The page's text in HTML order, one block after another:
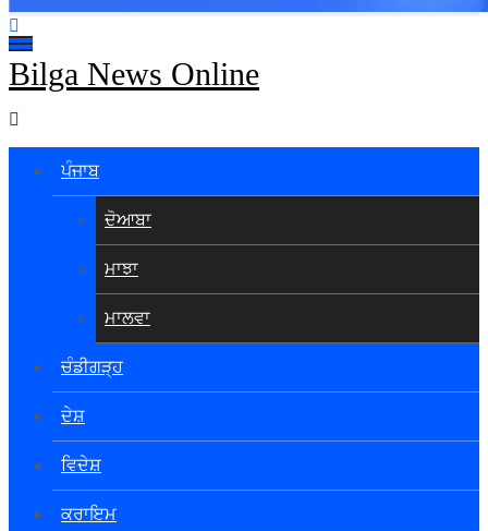
Bilga News Online
ਪੰਜਾਬ
ਦੋਆਬਾ
ਮਾਝਾ
ਮਾਲਵਾ
ਚੰਡੀਗੜ੍ਹ
ਦੇਸ਼
ਵਿਦੇਸ਼
ਕਰਾਇਮ